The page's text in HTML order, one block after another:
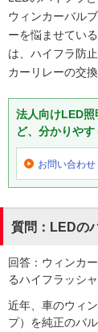
ウィンカーバル
ーを悩ませてい
は、ハイフラ防
カーリレーの交
法人向けLED
ど、分かりやす
お問い合わせ
質問：LEDの
回答：ウィンカ
るハイフラッシ
近年、車のウィ
プ）を純正のバ